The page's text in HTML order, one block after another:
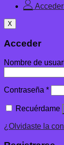
Acceder
X
Acceder
Nombre de
Contraseña *
Recuérdame
¿Olvidaste la